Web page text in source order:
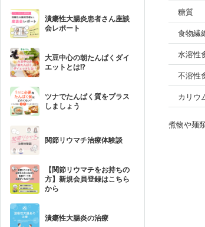
潰瘍性大腸炎患者さん座談
会レポート
大豆中心の朝たんぱくダイ
エットとは!?
ツナでたんぱく質をプラス
しましょう
関節リウマチ治療体験談
【関節リウマチをお持ちの
方】新規会員登録はこちら
から
潰瘍性大腸炎の治療
糖質
食物繊
水溶性
不溶性
カリウ
煮物や麺